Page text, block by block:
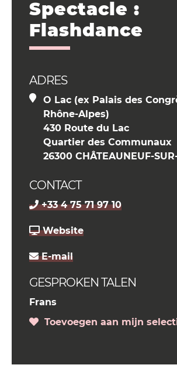
Spectacle :
Flashdance
ADRES
O Lac (ex Palais des
Rhône-Alpes)
430 Route du Lac
Quartier des Communaux
26300 CHÂTEAUNEUF-
CONTACT
+33 4 75 71 97 10
Website
E-mail
GESPROKEN TALEN
Frans
Toevoegen aan mijn